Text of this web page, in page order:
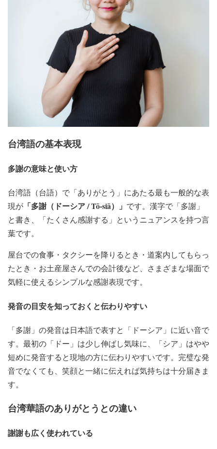
台湾語の基本表現
多謝の意味と使い方
台湾語（台語）で「ありがとう」にあたる最も一般的な表
現が 「多謝（ドーシア / Tō-siā）」 です。漢字で「多謝」
と書き、「たくさん感謝する」というニュアンスを持つ言
葉です。
屋台での食事・タクシーを降りるとき・道案内してもらっ
たとき・お土産屋さんでの会計後など、さまざまな場面で
気軽に使えるシンプルな感謝表現です。
発音の目安を知っておくと伝わりやすい
「多謝」の発音は日本語で表すと「ドーシア」に近い音で
す。最初の「ドー」は少し伸ばし気味に、「シア」はやや
短めに発音すると現地の方に伝わりやすいです。完璧な発
音でなくても、笑顔と一緒に伝えれば気持ちは十分届きま
す。
台湾華語のありがとうとの違い
謝謝も広く使われている